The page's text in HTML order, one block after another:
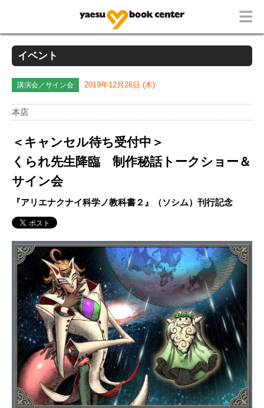
イベント
講演会／サイン会 2019年12月26日 (木)
本店
＜キャンセル待ち受付中＞
くられ先生降臨 制作秘話トークショー＆
サイン会
『アリエナクナイ科学ノ教科書２』（ソシム）刊行記念